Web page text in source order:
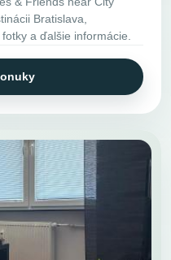
Bratislava,
a ďalšie informácie.